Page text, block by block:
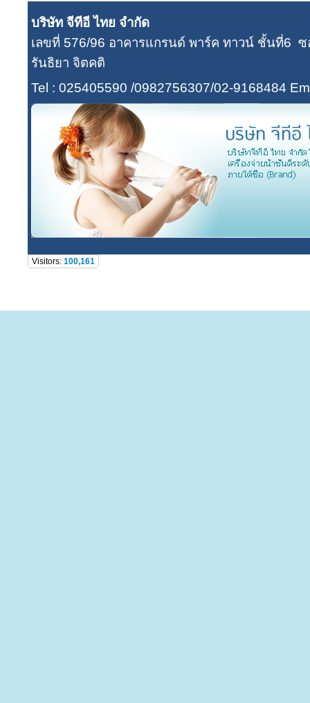
บริษัท จีทีอี ไทย จำกัด
เลขที่ 576/96 อาคารแกรนด์ พาร์ค ทาวน์ ชั้นที่6
รันธิยา จิตคติ
Tel : 025405590 /0982756307/02-9168484
Visitors: 100,161